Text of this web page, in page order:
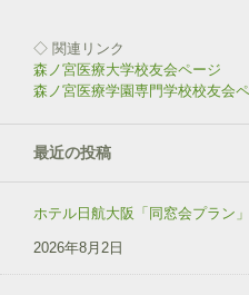
◇ 関連リンク
森ノ宮医療大学校友会ページ
森ノ宮医療学園専門学校校友会
最近の投稿
ホテル日航大阪「同窓会プラン
2026年8月2日